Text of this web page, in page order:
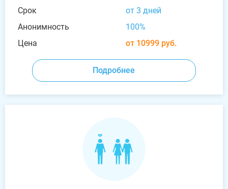
Срок
от 3 дней
Анонимность
100%
Цена
от 10999 руб.
Подробнее